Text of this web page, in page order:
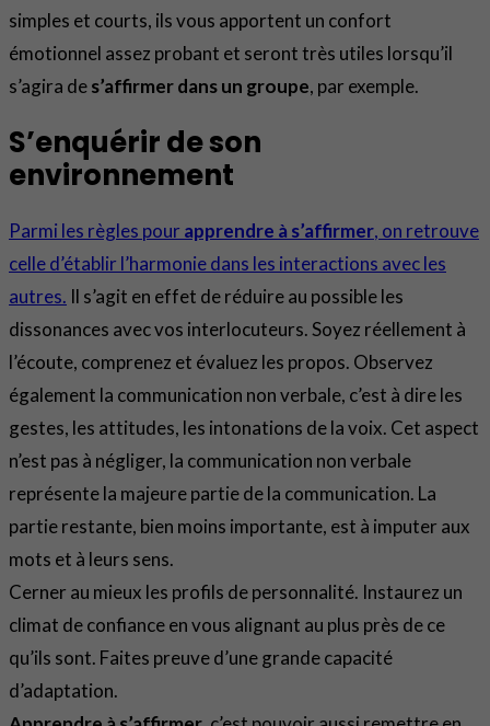
simples et courts, ils vous apportent un confort
émotionnel assez probant et seront très utiles lorsqu’il
s’agira des’affirmer dans un groupe, par exemple.
S’enquérir de son
environnement
Parmi les règles pour apprendre à s’affirmer, on retrouve
celle d’établir l’harmonie dans les interactions avec les
autres. Il s’agit en effet de réduire au possible les
dissonances avec vos interlocuteurs. Soyez réellement à
l’écoute, comprenez et évaluez les propos. Observez
également la communication non verbale, c’est à dire les
gestes, les attitudes, les intonations de la voix. Cet aspect
n’est pas à négliger, la communication non verbale
représente la majeure partie de la communication. La
partie restante, bien moins importante, est à imputer aux
mots et à leurs sens.
Cerner au mieux les profils de personnalité. Instaurez un
climat de confiance en vous alignant au plus près de ce
qu’ils sont. Faites preuve d’une grande capacité
d’adaptation.